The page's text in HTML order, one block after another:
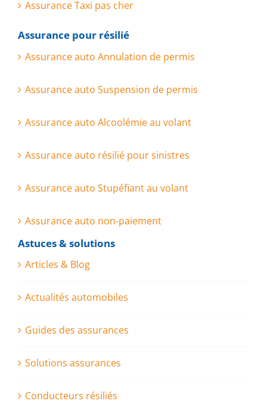
Assurance Taxi pas cher
Assurance pour résilié
Assurance auto Annulation de permis
Assurance auto Suspension de permis
Assurance auto Alcoolémie au volant
Assurance auto résilié pour sinistres
Assurance auto Stupéfiant au volant
Assurance auto non-paiement
Astuces & solutions
Articles & Blog
Actualités automobiles
Guides des assurances
Solutions assurances
Conducteurs résiliés